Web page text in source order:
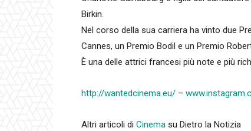
Birkin.
Nel corso della sua carriera ha vinto due
Cannes, un Premio Bodil e un Premio
È una delle attrici francesi più note e più
http://wantedcinema.eu/ –
Altri articoli di Cinema su Dietro la Notizia